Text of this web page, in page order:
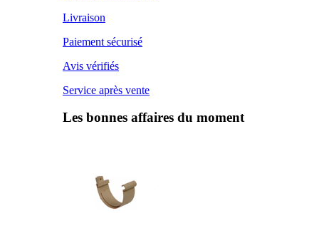
Livraison
Paiement sécurisé
Avis vérifiés
Service après vente
Les bonnes affaires du moment